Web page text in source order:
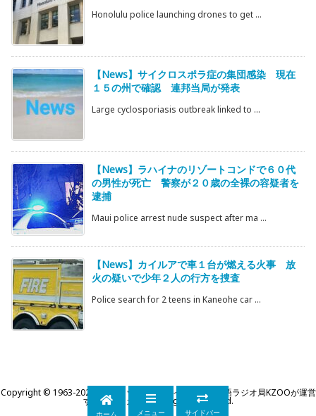
Honolulu police launching drones to get ...
【News】サイクロスポラ症の集団感染 現在
１５の州で確認 連邦当局が発表
Large cyclosporiasis outbreak linked to ...
【News】ラハイナのリゾートコンドで６０代
の男性が死亡 警察が２０歳の全裸の容疑者を
逮捕
Maui police arrest nude suspect after ma ...
【News】カイルアで車１台が燃える火事 放
火の疑いで少年２人の行方を捜査
Police search for 2 teens in Kaneohe car ...
Copyright © 1963-2026 KZOOハワイ｜ハワイ州公認日本語ラジオ局KZOOが運営
するWEBマガジンAll Rights Reserved.
ホーム メニュー サイドバー